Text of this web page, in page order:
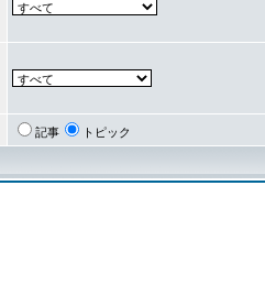
記事 トピック